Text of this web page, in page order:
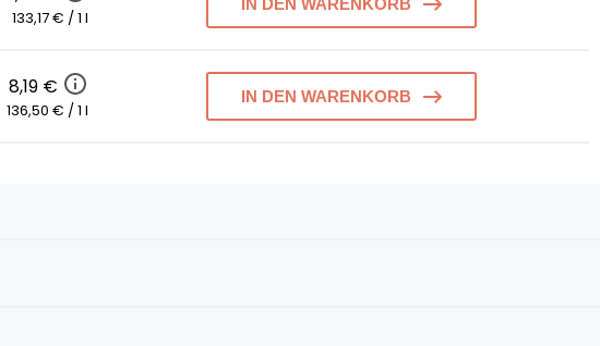
133,17 € / 1 l
IN DEN WARENKORB
8,19 €
136,50 € / 1 l
IN DEN WARENKORB